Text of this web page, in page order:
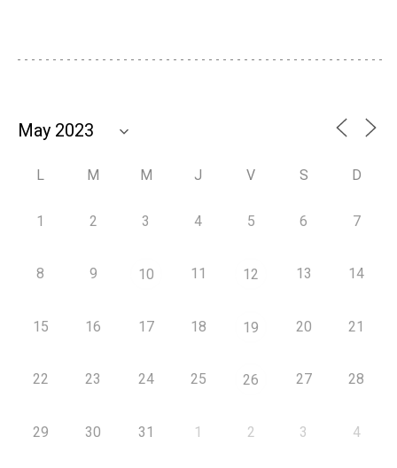
L M M J V S D
1 2 3 4 5 6 7
8 9 10 11 12 13 14
15 16 17 18 19 20 21
22 23 24 25 26 27 28
29 30 31 1 2 3 4